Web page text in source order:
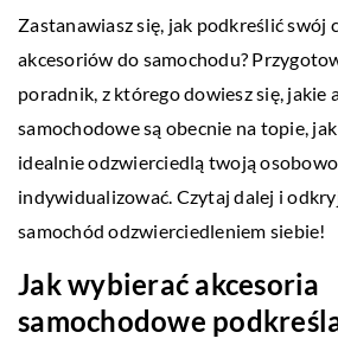
Zastanawiasz się, jak podkreślić swój
akcesoriów do samochodu?
poradnik, z którego dowiesz się, jakie
samochodowe są obecnie na topie,
idealnie odzwierciedlą twoją
indywidualizować. Czytaj dalej i
samochód odzwierciedleniem siebie!
Jak wybierać akcesoria
samochodowe